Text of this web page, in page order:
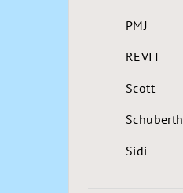
PMJ
REVIT
Scott
Schuberth
Sidi